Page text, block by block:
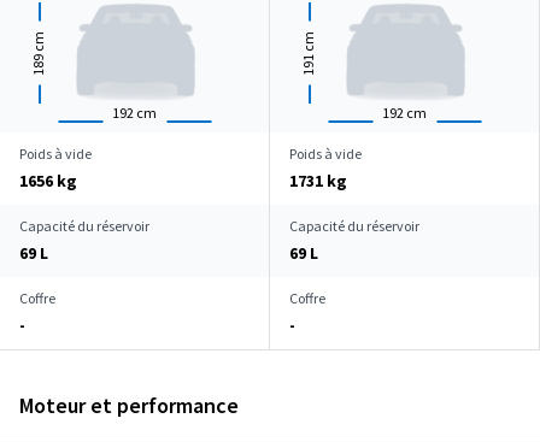
192 cm
189
cm
192 cm
191
cm
Poids à vide
1656 kg
Poids à vide
1731 kg
Capacité du réservoir
69 L
Capacité du réservoir
69 L
Coffre
-
Coffre
-
Moteur et performance